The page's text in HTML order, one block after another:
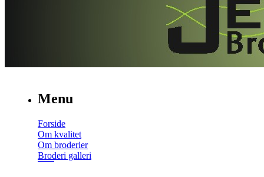
Menu
Forside
Om kvalitet
Om broderier
Broderi galleri